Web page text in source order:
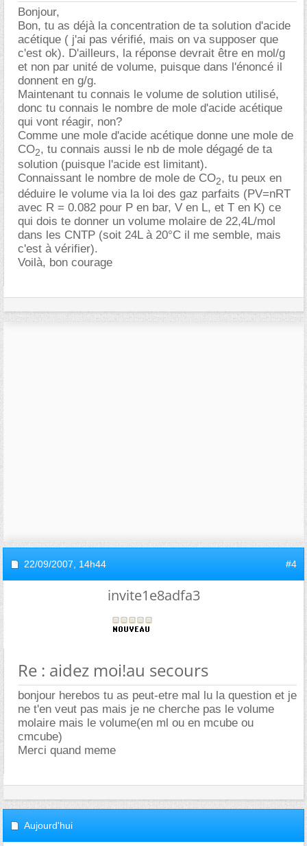
Bonjour,
Bon, tu as déjà la concentration de ta solution d'acide
acétique ( j'ai pas vérifié, mais on va supposer que
c'est ok). D'ailleurs, la réponse devrait être en mol/g
et non par unité de volume, puisque dans l'énoncé il
donnent en g/g.
Maintenant tu connais le volume de solution utilisé,
donc tu connais le nombre de mole d'acide acétique
qui vont réagir, non?
Comme une mole d'acide acétique donne une mole de
CO2, tu connais aussi le nb de mole dégagé de ta
solution (puisque l'acide est limitant).
Connaissant le nombre de mole de CO2, tu peux en
déduire le volume via la loi des gaz parfaits (PV=nRT
avec R = 0.082 pour P en bar, V en L, et T en K) ce
qui dois te donner un volume molaire de 22,4L/mol
dans les CNTP (soit 24L à 20°C il me semble, mais
c'est à vérifier).
Voilà, bon courage
22/09/2007, 14h44 #4
invite1e8adfa3
Re : aidez moi!au secours
bonjour herebos tu as peut-etre mal lu la question et je
ne t'en veut pas mais je ne cherche pas le volume
molaire mais le volume(en ml ou en mcube ou
cmcube)
Merci quand meme
Aujourd'hui